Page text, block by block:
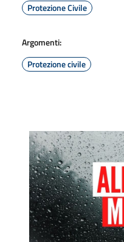
Protezione Civile
Argomenti:
Protezione civile